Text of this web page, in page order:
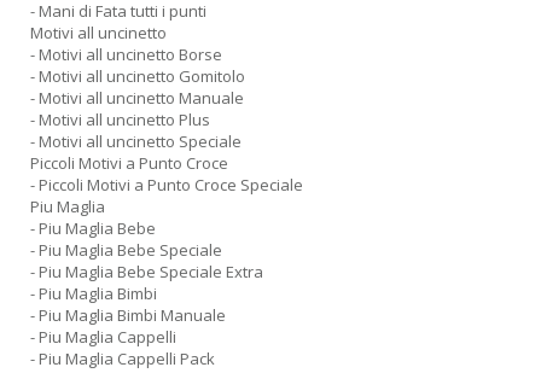
- Mani di Fata tutti i punti
Motivi all uncinetto
- Motivi all uncinetto Borse
- Motivi all uncinetto Gomitolo
- Motivi all uncinetto Manuale
- Motivi all uncinetto Plus
- Motivi all uncinetto Speciale
Piccoli Motivi a Punto Croce
- Piccoli Motivi a Punto Croce Speciale
Piu Maglia
- Piu Maglia Bebe
- Piu Maglia Bebe Speciale
- Piu Maglia Bebe Speciale Extra
- Piu Maglia Bimbi
- Piu Maglia Bimbi Manuale
- Piu Maglia Cappelli
- Piu Maglia Cappelli Pack